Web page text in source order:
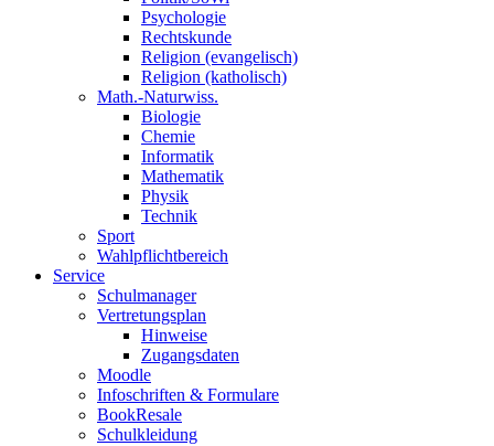
Psychologie
Rechtskunde
Religion (evangelisch)
Religion (katholisch)
Math.-Naturwiss.
Biologie
Chemie
Informatik
Mathematik
Physik
Technik
Sport
Wahlpflichtbereich
Service
Schulmanager
Vertretungsplan
Hinweise
Zugangsdaten
Moodle
Infoschriften & Formulare
BookResale
Schulkleidung